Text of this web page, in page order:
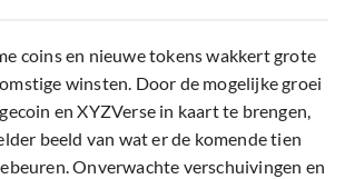
coins en nieuwe tokens wakkert grote
winsten. Door de mogelijke groei
en XYZVerse in kaart te brengen,
beeld van wat er de komende tien
Onverwachte verschuivingen en